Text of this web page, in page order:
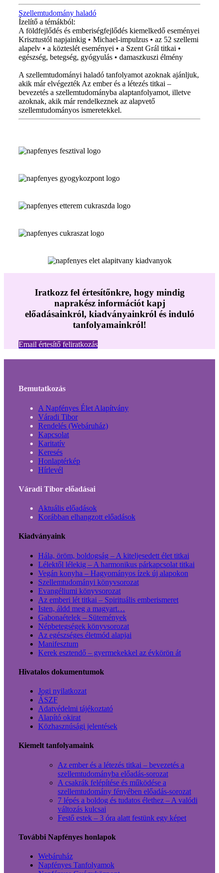
Szellemtudomány haladó
Ízelítő a témákból:
A földfejlődés és emberiségfejlődés kiemelkedő eseményei
Krisztustól napjainkig • Michael-impulzus • az 52 szellemi
alapelv • a közteslét eseményei • a Szent Grál titkai •
egészség, betegség, gyógyulás • damaszkuszi élmény
A szellemtudományi haladó tanfolyamot azoknak ajánljuk,
akik már elvégezték Az ember és a létezés titkai –
bevezetés a szellemtudományba alaptanfolyamot, illetve
azoknak, akik már rendelkeznek az alapvető
szellemtudományos ismeretekkel.
Iratkozz fel értesítőnkre, hogy mindig
naprakész információt kapj
előadásainkról, kiadványainkról és induló
tanfolyamainkról!
Email értesítő feliratkozás
Bemutatkozás
A Napfényes Élet Alapítvány
Váradi Tibor
Rendelés (Webáruház)
Kapcsolat
Karitatív
Keresés
Honlaptérkép
Hírlevél
Váradi Tibor előadásai
Aktuális előadások
Korábban elhangzott előadások
Kiadványaink
Hála, öröm, boldogság – A kiteljesedett élet titkai
Lélektől lélekig – A harmonikus párkapcsolat titkai
Vegán konyha – Hagyományos ízek új alapokon
Szellemtudományi könyvsorozat
Evangéliumi könyvsorozat
Az emberi lét titkai – Spirituális emberismeret
Isten, áldd meg a magyart…
Gabonaételek – Sütemények
Népbetegségek könyvsorozat
Az egészséges életmód alapjai
Manifesztum
Kerek esztendő – gyermekekkel az évkörön át
Hivatalos dokumentumok
Jogi nyilatkozat
ÁSZF
Adatvédelmi tájékoztató
Alapító okirat
Közhasznúsági jelentések
Kiemelt tanfolyamaink
Az ember és a létezés titkai – bevezetés a
szellemtudományba előadás-sorozat
A csakrák felépítése és működése a
szellemtudomány fényében előadás-sorozat
7 lépés a boldog és tudatos élethez – A valódi
változás kulcsai
Festő estek – 3 óra alatt festünk egy képet
További Napfényes honlapok
Webáruház
Napfényes Tanfolyamok